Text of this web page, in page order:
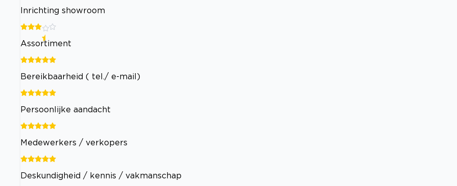
Inrichting showroom
Assortiment
Bereikbaarheid ( tel./ e-mail)
Persoonlijke aandacht
Medewerkers / verkopers
Deskundigheid / kennis / vakmanschap